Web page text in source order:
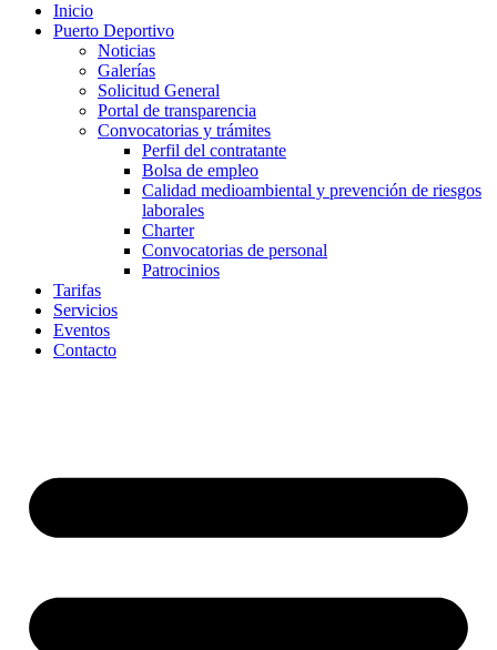
Inicio
Puerto Deportivo
Noticias
Galerías
Solicitud General
Portal de transparencia
Convocatorias y trámites
Perfil del contratante
Bolsa de empleo
Calidad medioambiental y prevención de riesgos
laborales
Charter
Convocatorias de personal
Patrocinios
Tarifas
Servicios
Eventos
Contacto